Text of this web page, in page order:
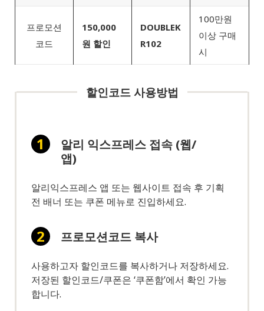
프로모션
코드
150,000
원 할인
DOUBLEK
R102
100만원
이상 구매
시
할인코드 사용방법
알리 익스프레스 접속 (웹/
앱)
알리익스프레스 앱 또는 웹사이트 접속 후 기획
전 배너 또는 쿠폰 메뉴로 진입하세요.
프로모션코드 복사
사용하고자 할인코드를 복사하거나 저장하세요.
저장된 할인코드/쿠폰은 ‘쿠폰함’에서 확인 가능
합니다.